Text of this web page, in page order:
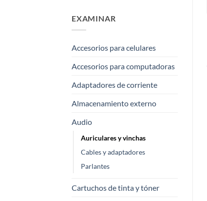
EXAMINAR
Accesorios para celulares
Accesorios para computadoras
Adaptadores de corriente
Almacenamiento externo
Audio
Auriculares y vinchas
Cables y adaptadores
Parlantes
Cartuchos de tinta y tóner